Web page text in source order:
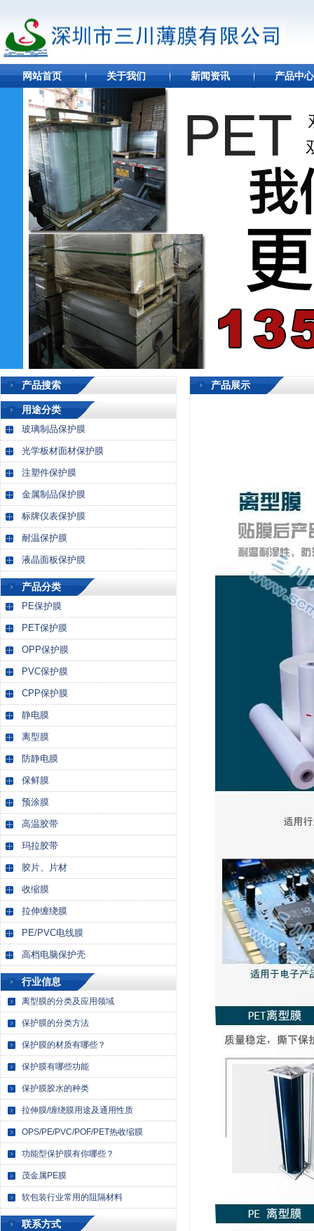
网站首页 关于我们 新闻资讯 产品中心
产品搜索
用途分类
玻璃制品保护膜
光学板材面材保护膜
注塑件保护膜
金属制品保护膜
标牌仪表保护膜
耐温保护膜
液晶面板保护膜
产品分类
PE保护膜
PET保护膜
OPP保护膜
PVC保护膜
CPP保护膜
静电膜
离型膜
防静电膜
保鲜膜
预涂膜
高温胶带
玛拉胶带
胶片、片材
收缩膜
拉伸缠绕膜
PE/PVC电线膜
高档电脑保护壳
行业信息
离型膜的分类及应用领域
保护膜的分类方法
保护膜的材质有哪些？
保护膜有哪些功能
保护膜胶水的种类
拉伸膜/缠绕膜用途及通用性质
OPS/PE/PVC/POF/PET热收缩膜
功能型保护膜有你哪些？
茂金属PE膜
软包装行业常用的阻隔材料
联系方式
产品展示